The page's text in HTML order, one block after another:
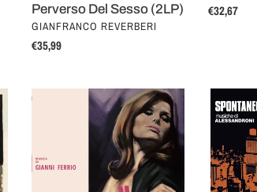
Perverso Del Sesso (2LP)
VENDOR
GIANFRANCO REVERBERI
Regular
€35,99
Regular
€32,67
Io